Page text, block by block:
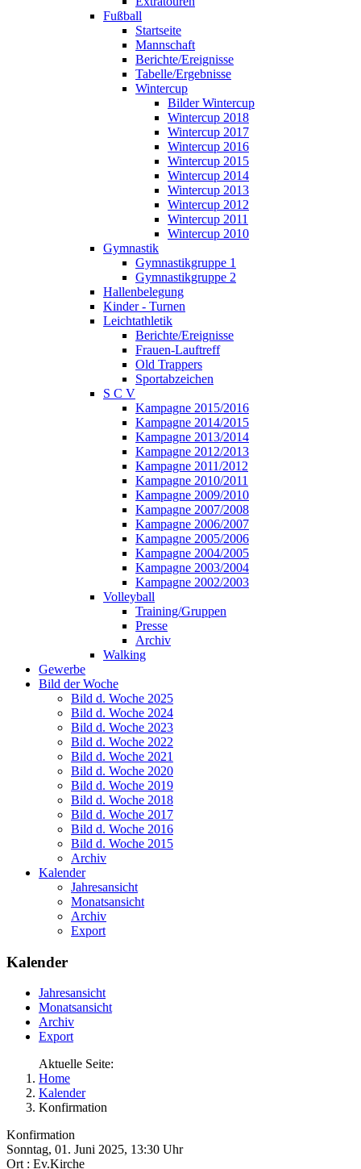
Fußball
Startseite
Mannschaft
Berichte/Ereignisse
Tabelle/Ergebnisse
Wintercup
Bilder Wintercup
Wintercup 2018
Wintercup 2017
Wintercup 2016
Wintercup 2015
Wintercup 2014
Wintercup 2013
Wintercup 2012
Wintercup 2011
Wintercup 2010
Gymnastik
Gymnastikgruppe 1
Gymnastikgruppe 2
Hallenbelegung
Kinder - Turnen
Leichtathletik
Berichte/Ereignisse
Frauen-Lauftreff
Old Trappers
Sportabzeichen
S C V
Kampagne 2015/2016
Kampagne 2014/2015
Kampagne 2013/2014
Kampagne 2012/2013
Kampagne 2011/2012
Kampagne 2010/2011
Kampagne 2009/2010
Kampagne 2007/2008
Kampagne 2006/2007
Kampagne 2005/2006
Kampagne 2004/2005
Kampagne 2003/2004
Kampagne 2002/2003
Volleyball
Training/Gruppen
Presse
Archiv
Walking
Gewerbe
Bild der Woche
Bild d. Woche 2025
Bild d. Woche 2024
Bild d. Woche 2023
Bild d. Woche 2022
Bild d. Woche 2021
Bild d. Woche 2020
Bild d. Woche 2019
Bild d. Woche 2018
Bild d. Woche 2017
Bild d. Woche 2016
Bild d. Woche 2015
Archiv
Kalender
Jahresansicht
Monatsansicht
Archiv
Export
Kalender
Jahresansicht
Monatsansicht
Archiv
Export
Aktuelle Seite:
Home
Kalender
Konfirmation
Konfirmation
Sonntag, 01. Juni 2025, 13:30 Uhr
Ort : Ev.Kirche